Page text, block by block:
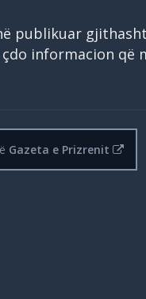
publikuar
informacion që
Gazeta e Prizrenit